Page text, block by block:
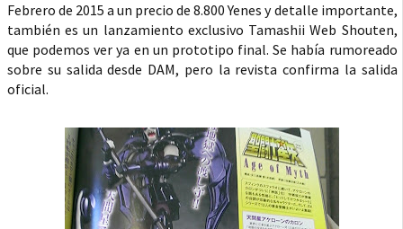
Febrero de 2015 a un precio de 8.800 Yenes y detalle importante,
también es un lanzamiento exclusivo Tamashii Web Shouten,
que podemos ver ya en un prototipo final. Se había rumoreado
sobre su salida desde DAM, pero la revista confirma la salida
oficial.